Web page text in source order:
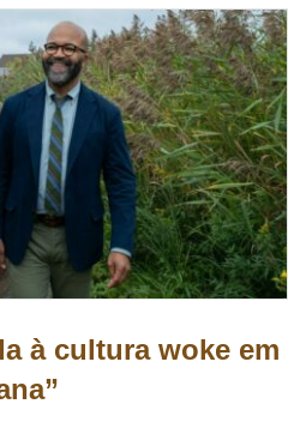
à cultura woke em